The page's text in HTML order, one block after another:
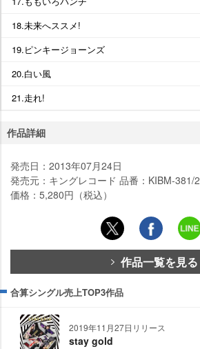
18.未来へススメ!
19.ピンキージョーンズ
20.白い風
21.走れ!
作品詳細
発売日：2013年07月24日
発売元：キングレコード 品番：KIBM-381/2
価格：5,280円（税込）
作品一覧を見る
合算シングル売上TOP3作品
2019年11月27日リリース
stay gold